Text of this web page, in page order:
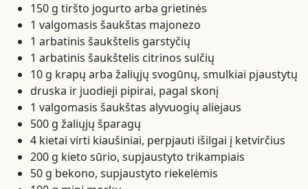
150 g tiršto jogurto arba grietinės
1 valgomasis šaukštas majonezo
1 arbatinis šaukštelis garstyčių
1 arbatinis šaukštelis citrinos sulčių
10 g krapų arba žaliųjų svogūnų, smulkiai pjaustytų
druska ir juodieji pipirai, pagal skonį
1 valgomasis šaukštas alyvuogių aliejaus
500 g žaliųjų šparagų
4 kietai virti kiaušiniai, perpjauti išilgai į ketvirčius
200 g kieto sūrio, supjaustyto trikampiais
50 g bekono, supjaustyto riekelėmis